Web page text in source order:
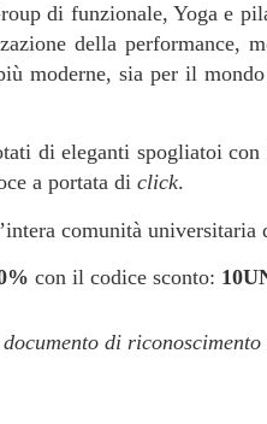
di funzionale, Yoga e
della
moderne, sia per il
di eleganti spogliatoi con
a portata di click.
comunità
con il codice sconto:
di